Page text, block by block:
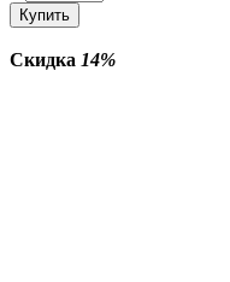
Купить
Скидка 14%